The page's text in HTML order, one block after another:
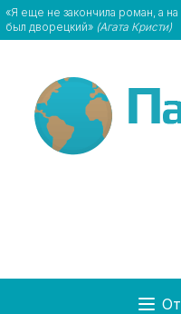
«Я еще не закончила роман, а
был дворецкий» (Агата Кристи)